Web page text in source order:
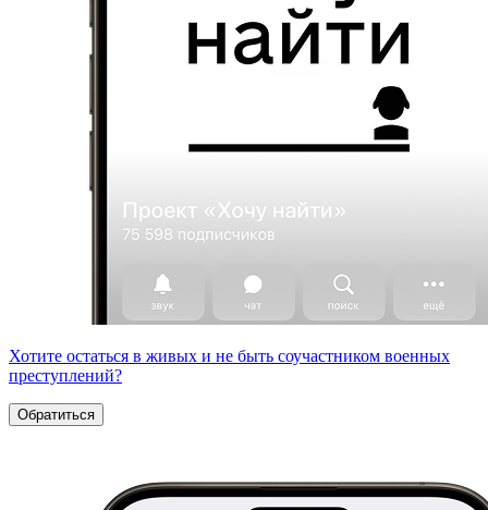
Хотите остаться в живых и не быть соучастником военных
преступлений?
Обратиться